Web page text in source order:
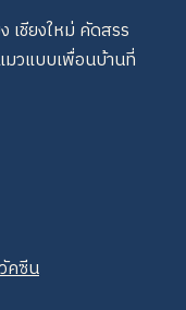
เชียงใหม่ คัดสรร
มวแบบเพื่อนบ้านที่
คซีน